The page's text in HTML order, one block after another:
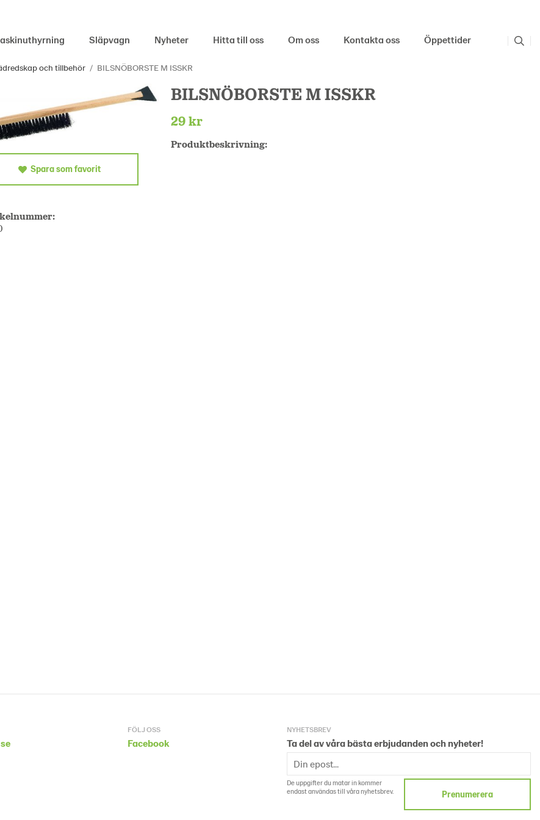
Släpvagn Nyheter Hitta till oss Om oss Kontakta oss Öppettider
och tillbehör / BILSNÖBORSTE M ISSKR
BILSNÖBORSTE M ISSKR
29 kr
Produktbeskrivning:
Spara som favorit
FÖLJ OSS
Facebook
NYHETSBREV
Ta del av våra bästa erbjudanden och nyheter!
De uppgifter du matar in kommer
endast användas till våra nyhetsbrev.
Prenumerera